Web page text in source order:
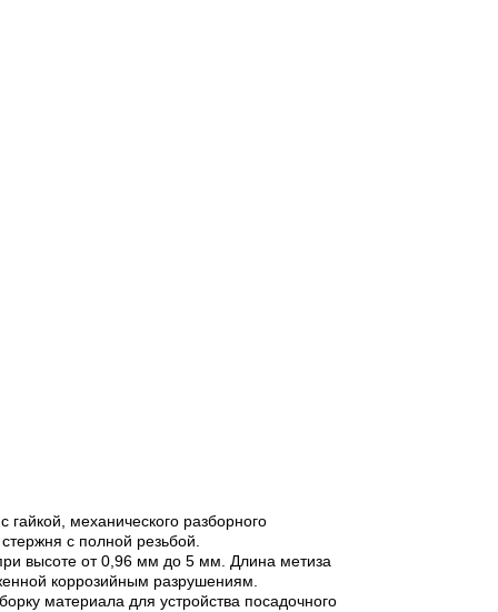
механического разборного
с полной резьбой.
высоте от 0,96 мм до 5 мм. Длина метиза
коррозийным разрушениям.
материала для устройства посадочного